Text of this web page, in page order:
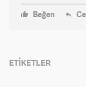
Beğen
ETİKETLER